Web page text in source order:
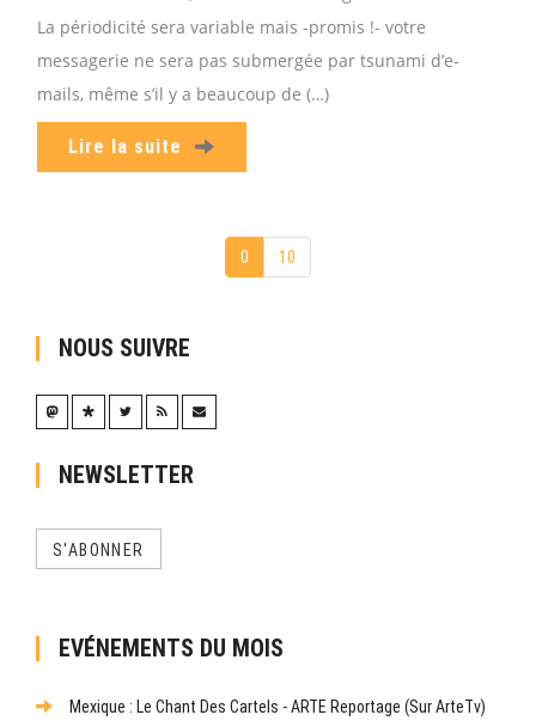
La périodicité sera variable mais -promis !- votre
messagerie ne sera pas submergée par tsunami d’e-
mails, même s’il y a beaucoup de (…)
Lire la suite
0 10
NOUS SUIVRE
NEWSLETTER
S'ABONNER
EVÉNEMENTS DU MOIS
Mexique : Le Chant Des Cartels - ARTE Reportage (sur ArteTv)